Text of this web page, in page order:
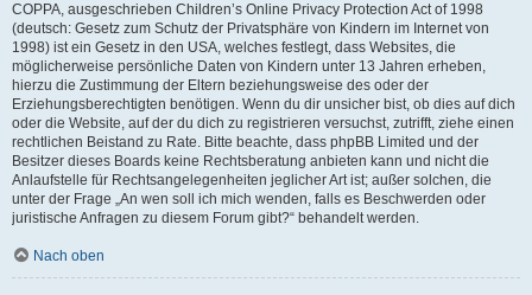
COPPA, ausgeschrieben Children’s Online Privacy Protection Act of 1998
(deutsch: Gesetz zum Schutz der Privatsphäre von Kindern im Internet von
1998) ist ein Gesetz in den USA, welches festlegt, dass Websites, die
möglicherweise persönliche Daten von Kindern unter 13 Jahren erheben,
hierzu die Zustimmung der Eltern beziehungsweise des oder der
Erziehungsberechtigten benötigen. Wenn du dir unsicher bist, ob dies auf dich
oder die Website, auf der du dich zu registrieren versuchst, zutrifft, ziehe einen
rechtlichen Beistand zu Rate. Bitte beachte, dass phpBB Limited und der
Besitzer dieses Boards keine Rechtsberatung anbieten kann und nicht die
Anlaufstelle für Rechtsangelegenheiten jeglicher Art ist; außer solchen, die
unter der Frage „An wen soll ich mich wenden, falls es Beschwerden oder
juristische Anfragen zu diesem Forum gibt?“ behandelt werden.
Nach oben